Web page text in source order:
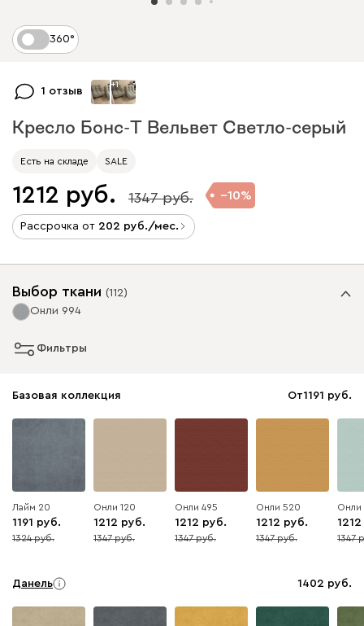
360°
1 отзыв
+1
Кресло Бонс-Т Вельвет Светло-серый
Есть на складе SALE
1212 1347 10
Рассрочка от 202 /мес.
Выбор ткани (112)
Онли 994
Фильтры
Базовая коллекция От1191
Лайм 20
1191
10
1324
Онли 120
1212
10
1347
Онли 495
1212
10
1347
Онли 520
1212
10
1347
Онли
1212
10
1347
Данель 1402